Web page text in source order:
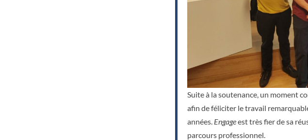
Suite à la soutenance, un moment
afin de féliciter le travail
années. Engageest très fier de sa
parcours professionnel.